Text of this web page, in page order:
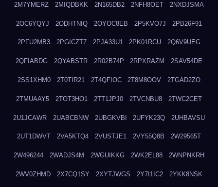
2M7YMERZ 2MIQDBKK 2N165DB2 2NFH8OET 2NXDJSMA
2OC6YQYJ 2ODHTNIQ 2OYOC8EB 2P5KVO7J 2PB26F91
2PFU2MB3 2PGICZT7 2PJA33U1 2PK01RCU 2Q6V9UEG
2QFIABDG 2QYABSTR 2R02B74P 2RPXRAZM 2SAV54DE
2SS1XHM0 2T0TIR21 2T4QFIOC 2T8M8OOV 2TGAD2ZO
2TMUAAY5 2TOT3HO1 2TT1JPJ0 2TVCNBU8 2TWC2CET
2U1JCAWR 2UABCBNW 2UBGKVBI 2UFYK23Q 2UHBAVSU
2UT1DWVT 2VA5KTQ4 2VUSTJE1 2VY55Q8B 2W29565T
2W496244 2WADJS4M 2WGUIKKG 2WK2EL88 2WNPNKRH
2WV0ZHMD 2X7CQ1SY 2XYTJWGS 2Y7I1IC2 2YKK8NSK